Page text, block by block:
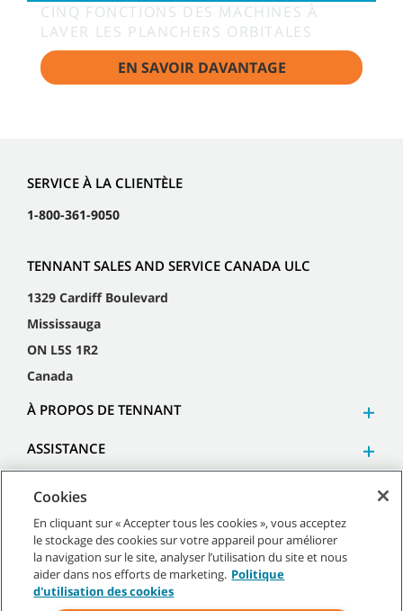
CINQ FONCTIONS DES MACHINES À
LAVER LES PLANCHERS ORBITALES
EN SAVOIR DAVANTAGE
SERVICE À LA CLIENTÈLE
1-800-361-9050
TENNANT SALES AND SERVICE CANADA ULC
1329 Cardiff Boulevard
Mississauga
ON L5S 1R2
Canada
À PROPOS DE TENNANT
ASSISTANCE
© Tennant Company. Tous droits réservés.
Cookies
En cliquant sur « Accepter tous les cookies », vous acceptez
le stockage des cookies sur votre appareil pour améliorer
la navigation sur le site, analyser l’utilisation du site et nous
aider dans nos efforts de marketing. Politique
d'utilisation des cookies